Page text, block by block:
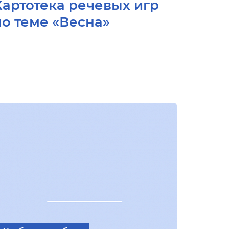
речевых игр
теме «Весна»